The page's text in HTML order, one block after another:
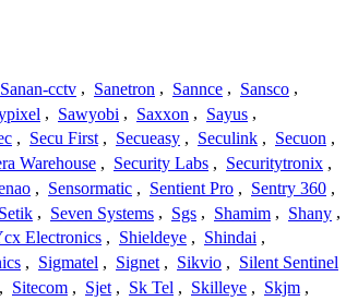
Sanan-cctv , Sanetron , Sannce , Sansco ,
, Sawyobi , Saxxon , Sayus ,
, Secu First , Secueasy , Seculink , Secuon ,
Warehouse , Security Labs , Securitytronix ,
, Sensormatic , Sentient Pro , Sentry 360 ,
Setik , Seven Systems , Sgs , Shamim , Shany ,
Electronics , Shieldeye , Shindai ,
, Sigmatel , Signet , Sikvio , Silent Sentinel
, Sitecom , Sjet , Sk Tel , Skilleye , Skjm ,